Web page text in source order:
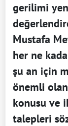
gerilimi
Mustafa
her ne
şu an için
önemli
konusu ve
talepleri